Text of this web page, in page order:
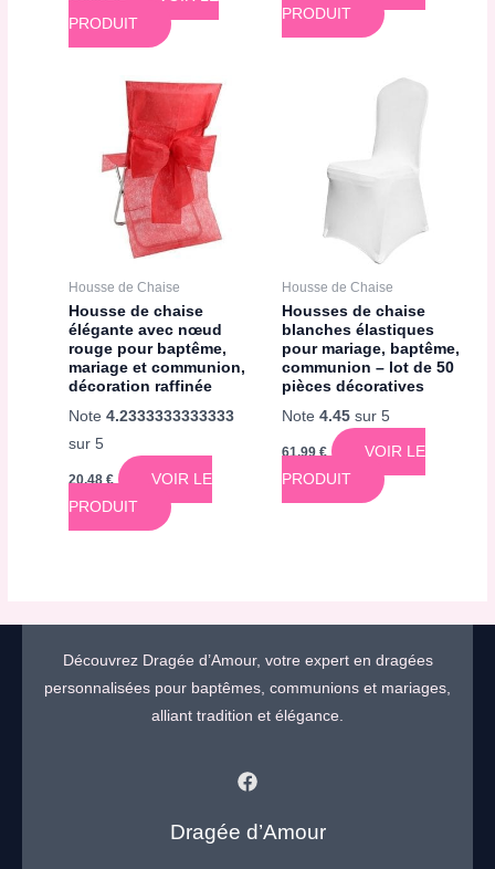
PRODUIT
PRODUIT
Housse de Chaise
Housse de chaise
élégante avec nœud
rouge pour baptême,
mariage et communion,
décoration raffinée
Note4.2333333333333
sur 5
20,48€
VOIR LE
PRODUIT
Housse de Chaise
Housses de chaise
blanches élastiques
pour mariage, baptême,
communion – lot de 50
pièces décoratives
Note 4.45sur 5
61,99€
VOIR LE
PRODUIT
Découvrez Dragée d’Amour, votre expert en dragées
personnalisées pour baptêmes, communions et mariages,
alliant tradition et élégance.
Dragée d’Amour